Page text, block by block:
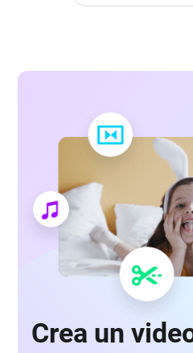
Crea un